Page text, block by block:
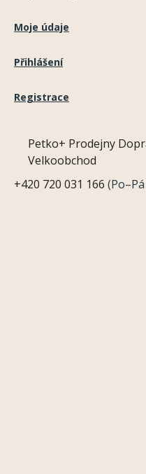
Moje údaje
Přihlášení
Registrace
Petko+ Prodejny
Velkoobchod
+420 720 031 166